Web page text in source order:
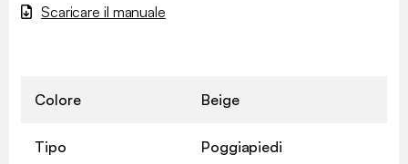
Scaricare il manuale
Colore Beige
Tipo Poggiapiedi